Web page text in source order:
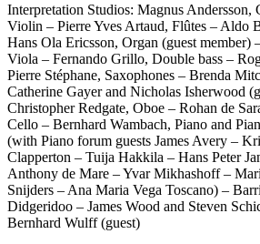
Interpretation Studios: Magnus
Violin – Pierre Yves Artaud, Flûtes – Aldo
Hans Ola Ericsson, Organ (guest member)
Viola – Fernando Grillo, Double bass –
Pierre Stéphane, Saxophones – Brenda
Catherine Gayer and Nicholas Isherwood
Christopher Redgate, Oboe – Rohan de
Cello – Bernhard Wambach, Piano and
(with Piano forum guests James Avery –
Clapperton – Tuija Hakkila – Hans Peter
Anthony de Mare – Yvar Mikhashoff –
Snijders – Ana Maria Vega Toscano) –
Didgeridoo – James Wood and Steven
Bernhard Wulff (guest)